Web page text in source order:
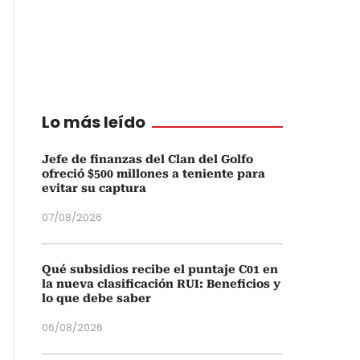
Lo más leído
Jefe de finanzas del Clan del Golfo
ofreció $500 millones a teniente para
evitar su captura
07/08/2026
Qué subsidios recibe el puntaje C01 en
la nueva clasificación RUI: Beneficios y
lo que debe saber
06/08/2026